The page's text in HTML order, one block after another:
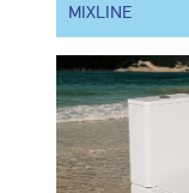
MIXLINE